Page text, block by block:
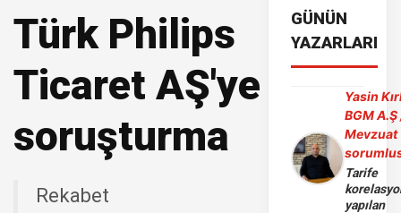
Türk Philips
Ticaret AŞ'ye
soruşturma
Rekabet
GÜNÜN
YAZARLARI
Yasin
BGM A.Ş
Mevzuat
Tarife
yapılan